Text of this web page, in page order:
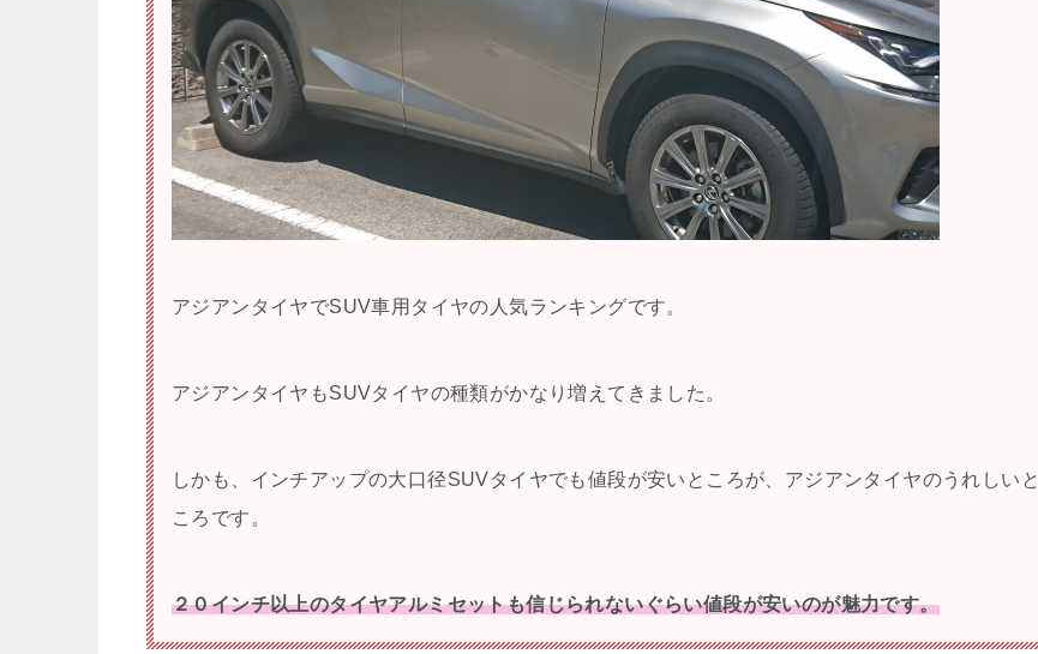
アジアンタイヤでSUV車用タイヤの人気ランキングです。
アジアンタイヤもSUVタイヤの種類がかなり増えてきました。
しかも、インチアップの大口径SUVタイヤでも値段が安いところが、アジアンタイヤのうれしいと
ころです。
２０インチ以上のタイヤアルミセットも信じられないぐらい値段が安いのが魅力です。